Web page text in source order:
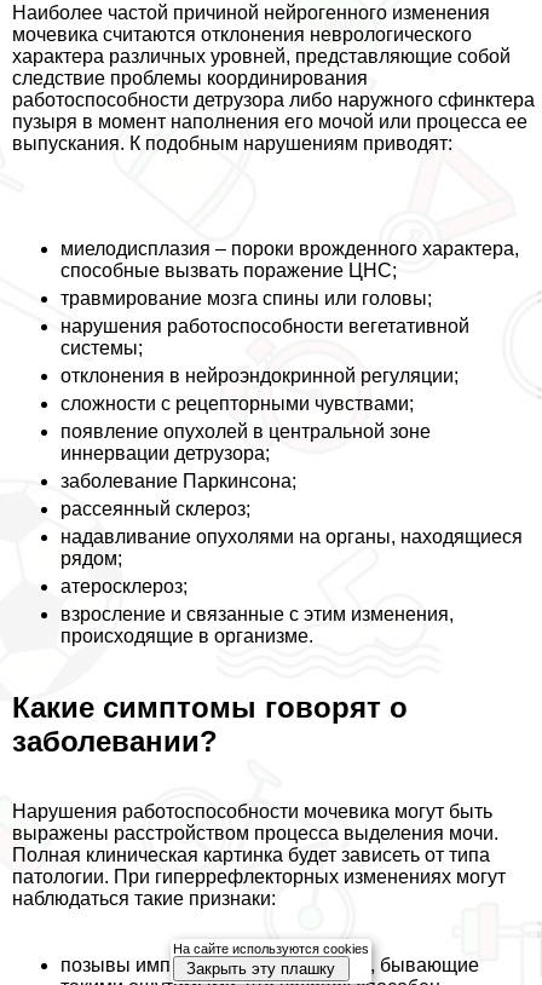
Наиболее частой причиной нейрогенного изменения
мочевика считаются отклонения неврологического
хаpaктера различных уровней, представляющие собой
следствие проблемы координирования
работоспособности детрузора либо наружного сфинктера
пузыря в момент наполнения его мочой или процесса ее
выпускания. К подобным нарушениям приводят:
миелодисплазия – пороки врожденного хаpaктера,
способные вызвать поражение ЦНС;
травмирование мозга спины или головы;
нарушения работоспособности вегетативной
системы;
отклонения в нейроэндокринной регуляции;
сложности с рецепторными чувствами;
появление опухолей в центральной зоне
иннервации детрузора;
заболевание Паркинсона;
рассеянный склероз;
надавливание опухолями на органы, находящиеся
рядом;
атеросклероз;
взросление и связанные с этим изменения,
происходящие в организме.
Какие симптомы говорят о
заболевании?
Нарушения работоспособности мочевика могут быть
выражены расстройством процесса выделения мочи.
Полная клиническая картинка будет зависеть от типа
патологии. При гиперрефлекторных изменениях могут
наблюдаться такие признаки:
позывы императивного хаpaктера, бывающие
На сайте используются cookies
Закрыть эту плашку